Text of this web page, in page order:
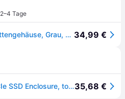
2–4 Tage
ACT AC1615 (M.2), Festplattengehäuse, Grau, Schwarz 34,99 €
ACT USB-C M.2 NVMe / PCIe SSD Enclosure, tool-free (AC1615)35,68 €